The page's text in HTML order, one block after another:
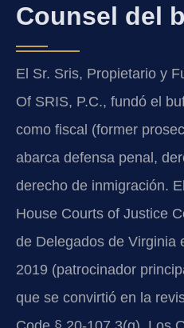
Counsel del
El Sr. Sris, Propietario y
Of SRIS, P.C., fundó el
como fiscal (former
abarca defensa penal,
derecho de inmigración.
House Courts of Justice
de Delegados de Virginia
2019 (patrocinador
que se convirtió en la